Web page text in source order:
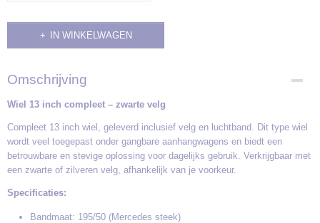
IN WINKELWAGEN
Omschrijving
Wiel 13 inch compleet – zwarte velg
Compleet 13 inch wiel, geleverd inclusief velg en luchtband. Dit type wiel
wordt veel toegepast onder gangbare aanhangwagens en biedt een
betrouwbare en stevige oplossing voor dagelijks gebruik. Verkrijgbaar met
een zwarte of zilveren velg, afhankelijk van je voorkeur.
Specificaties:
Bandmaat: 195/50 (Mercedes steek)